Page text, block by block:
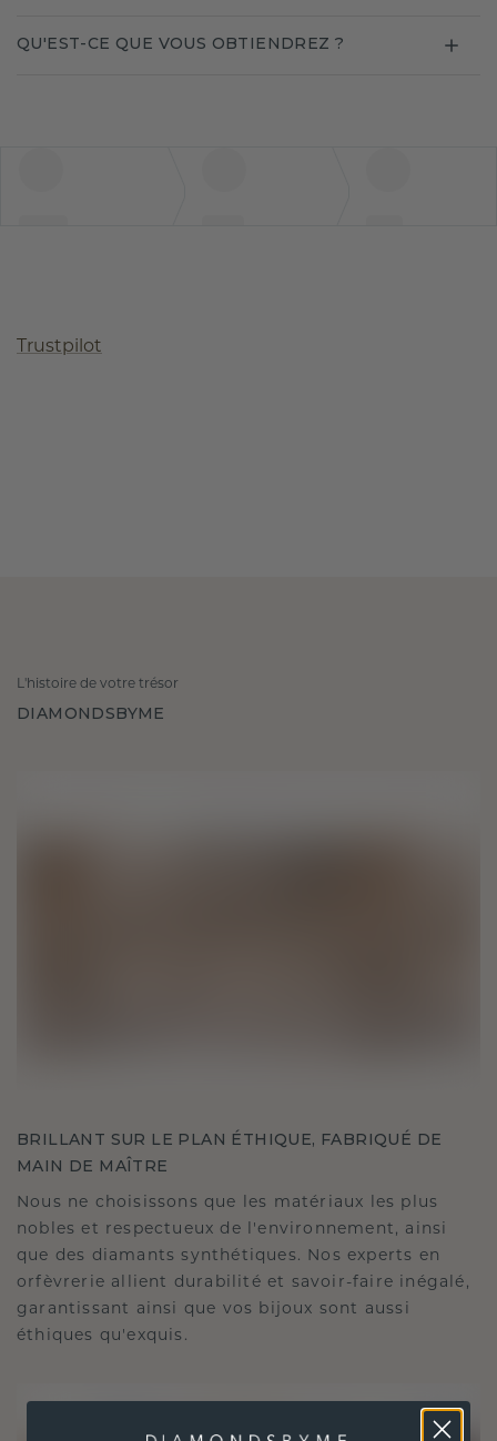
QU'EST-CE QUE VOUS OBTIENDREZ ?
Trustpilot
L'histoire de votre trésor
DIAMONDSBYME
BRILLANT SUR LE PLAN ÉTHIQUE, FABRIQUÉ DE
MAIN DE MAÎTRE
Nous ne choisissons que les matériaux les plus
nobles et respectueux de l'environnement, ainsi
que des diamants synthétiques. Nos experts en
orfèvrerie allient durabilité et savoir-faire inégalé,
garantissant ainsi que vos bijoux sont aussi
éthiques qu'exquis.